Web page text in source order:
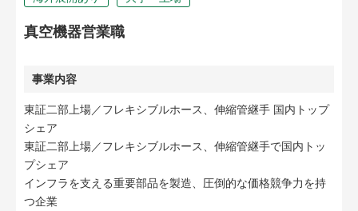
真空機器営業職
事業内容
東証二部上場／フレキシブルホース、伸縮管継手 国内トップ
シェア
東証二部上場／フレキシブルホース、伸縮管継手で国内トッ
プシェア
インフラを支える重要部品を製造、圧倒的な価格競争力を持
つ企業